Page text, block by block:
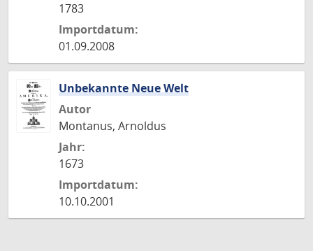
1783
Importdatum:
01.09.2008
Unbekannte Neue Welt
Autor
Montanus, Arnoldus
Jahr:
1673
Importdatum:
10.10.2001